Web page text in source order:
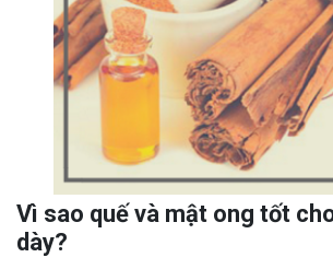
Vì sao quế và mật ong tốt
dày?